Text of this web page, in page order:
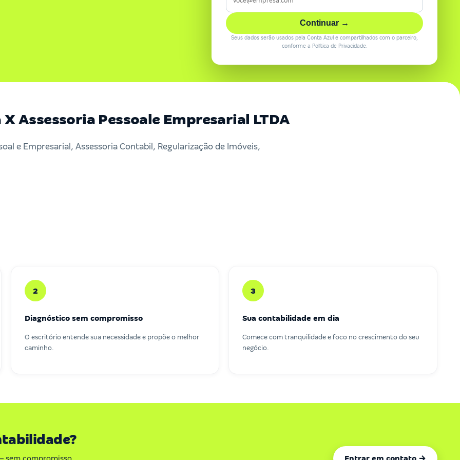
Continuar →
Seus dados serão usados pela Conta Azul e compartilhados com o parceiro,
conforme a Política de Privacidade.
Assessoria Pessoale Empresarial LTDA
e Empresarial, Assessoria Contabil, Regularização de Imóveis,
2
Diagnóstico sem compromisso
O escritório entende sua necessidade e propõe o melhor
caminho.
3
Sua contabilidade em dia
Comece com tranquilidade e foco no crescimento do seu
negócio.